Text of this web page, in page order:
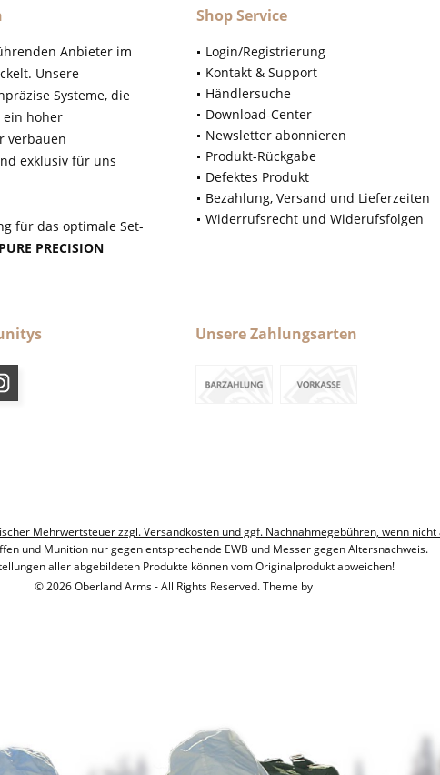
Anbieter im
Unsere
Systeme, die
ein hoher
verbauen
exklusiv für uns
für das optimale Set-
PURE PRECISION
Shop Service
Login/Registrierung
Kontakt & Support
Händlersuche
Download-Center
Newsletter abonnieren
Produkt-Rückgabe
Defektes Produkt
Bezahlung, Versand und Lieferzeiten
Widerrufsrecht und Widerufsfolgen
Unsere Zahlungsarten
Mehrwertsteuer zzgl. Versandkosten und ggf. Nachnahmegebühren, wenn
und Munition nur gegen entsprechende EWB und Messer gegen Altersnachweis.
aller abgebildeten Produkte können vom Originalprodukt abweichen!
© 2026 Oberland Arms - All Rights Reserved. Theme by